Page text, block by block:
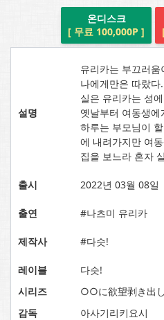
온디스크
[ 무료 100,000P ]
설명
유리카는 부끄러
나에게만은 따랐
실은 유리카는 성
옛날부터 여동생
하루는 부모님이
에 내려가지만 여
집을 보느라 혼자
출시 2022년 03월 08일
출연 #나츠미 유리카
제작사 #다슷!
레이블
다슷!
시리즈
○○に欲望剥き出し
감독
아사기리키요시